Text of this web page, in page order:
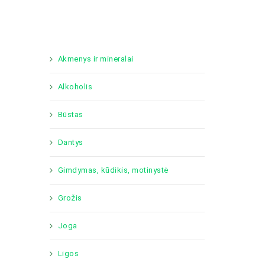
Akmenys ir mineralai
Alkoholis
Būstas
Dantys
Gimdymas, kūdikis, motinystė
Grožis
Joga
Ligos